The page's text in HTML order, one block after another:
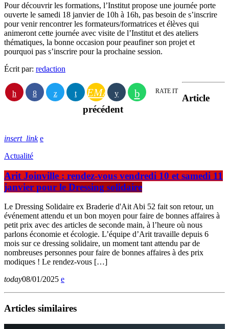
Pour découvrir les formations, l’Institut propose une journée porte
ouverte le samedi 18 janvier de 10h à 16h, pas besoin de s’inscrire
pour venir rencontrer les formateurs/formatrices et élèves qui
animeront cette journée avec visite de l’Institut et des ateliers
thématiques, la bonne occasion pour peaufiner son projet et
pourquoi pas s’inscrire pour la prochaine session.
Écrit par: redaction
EMAIL RATE IT
Article
précédent
insert_link
Actualité
Arit Joinville : rendez-vous vendredi 10 et samedi 11
janvier pour le Dressing solidaire
Le Dressing Solidaire ex Braderie d'Ait Abi 52 fait son retour, un
événement attendu et un bon moyen pour faire de bonnes affaires à
petit prix avec des articles de seconde main, à l’heure où nous
parlons économie et écologie. L’équipe d’Arit travaille depuis 6
mois sur ce dressing solidaire, un moment tant attendu par de
nombreuses personnes pour faire de bonnes affaires à des prix
modiques ! Le rendez-vous […]
today08/01/2025
Articles similaires